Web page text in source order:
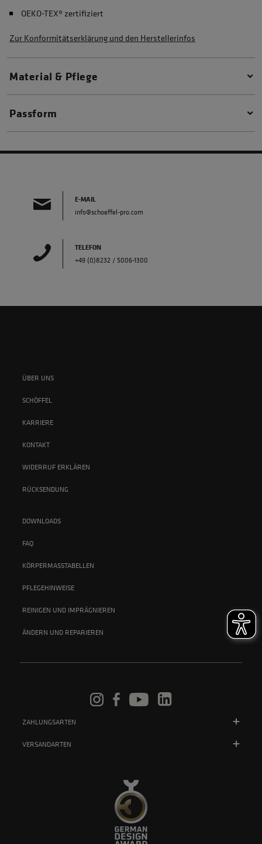
OEKO-TEX® zertifiziert
Zur Konformitätserklärung und den Herstellerinfos
Material & Pflege
Passform
E-MAIL
info@schoeffel-pro.com
TELEFON
+49 (0)8232 / 5006-1300
ÜBER UNS
SCHÖFFEL
KARRIERE
KONTAKT
WIDERRUF ERKLÄREN
RÜCKSENDUNG
DOWNLOADS
FAQ
KÖRPERMASSTABELLEN
PFLEGEHINWEISE
REINIGEN UND IMPRÄGNIEREN
ÄNDERN UND REPARIEREN
ZAHLUNGSARTEN
VERSANDARTEN